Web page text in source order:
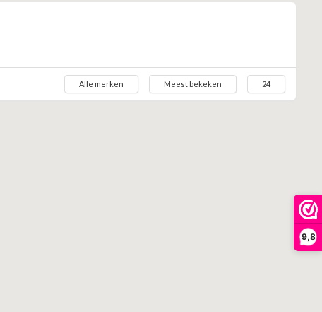
9,8
Alle merken Meest bekeken 24